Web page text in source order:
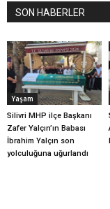
SON HABERLER
Yaşam
Silivri MHP ilçe Başkanı
Zafer Yalçın’ın Babası
İbrahim Yalçın son
yolculuğuna uğurlandı